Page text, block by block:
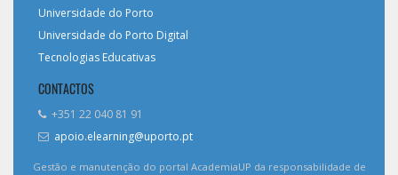
Universidade do Porto
Universidade do Porto Digital
Tecnologias Educativas
CONTACTOS
+351 22 040 81 91
apoio.elearning@uporto.pt
Gestão e manutenção do portal AcademiaUP da responsabilidade de